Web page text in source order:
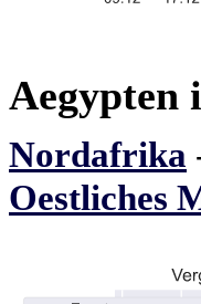
Aegypten
Nordafrika
Oestliches